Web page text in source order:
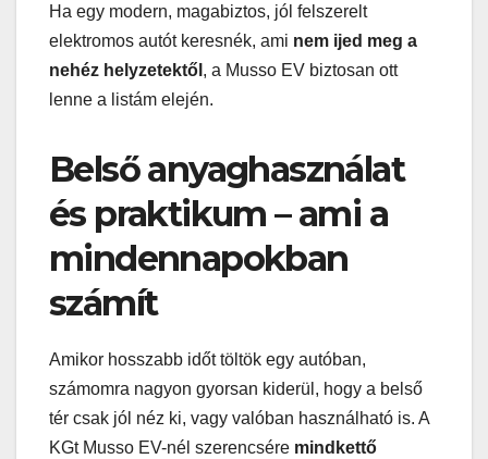
Ha egy modern, magabiztos, jól felszerelt
elektromos autót keresnék, ami nem ijed meg a
nehéz helyzetektől , a Musso EV biztosan ott
lenne a listám elején.
Belső anyaghasználat
és praktikum – ami a
mindennapokban
számít
Amikor hosszabb időt töltök egy autóban,
számomra nagyon gyorsan kiderül, hogy a belső
tér csak jól néz ki, vagy valóban használható is. A
KGt Musso EV-nél szerencsére mindkettő